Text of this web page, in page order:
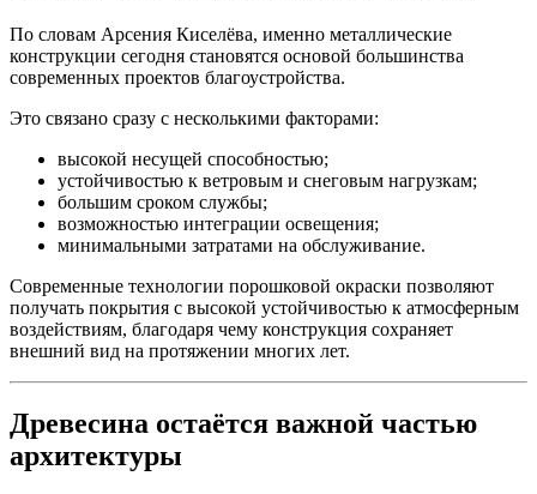
По словам Арсения Киселёва, именно металлические
конструкции сегодня становятся основой большинства
современных проектов благоустройства.
Это связано сразу с несколькими факторами:
высокой несущей способностью;
устойчивостью к ветровым и снеговым нагрузкам;
большим сроком службы;
возможностью интеграции освещения;
минимальными затратами на обслуживание.
Современные технологии порошковой окраски позволяют
получать покрытия с высокой устойчивостью к атмосферным
воздействиям, благодаря чему конструкция сохраняет
внешний вид на протяжении многих лет.
Древесина остаётся важной частью
архитектуры